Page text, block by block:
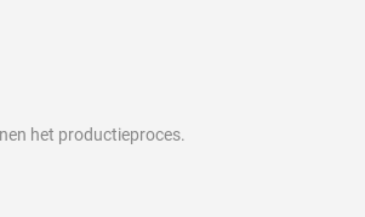
het productieproces.